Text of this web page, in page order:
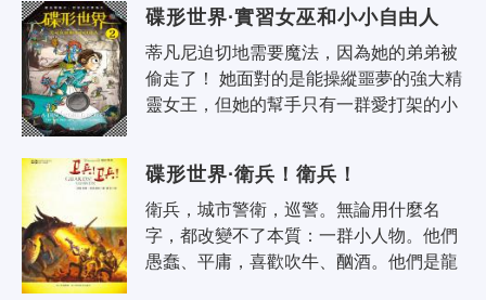
更..
碟形世界·實習女巫和小小自由人
蒂凡尼迫切地需要魔法，因為她的弟弟被
偷走了！ 她面對的是能操縱噩夢的強大精
靈女王，但她的幫手只有一群愛打架的小
碟形世界·衛兵！衛兵！
衛兵，城市警衛，巡警。無論用什麼名
字，都改變不了本質：一群小人物。他們
愚蠢、平庸，喜歡吹牛、酗酒。他們是龍